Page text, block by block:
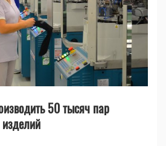
50 тысяч пар